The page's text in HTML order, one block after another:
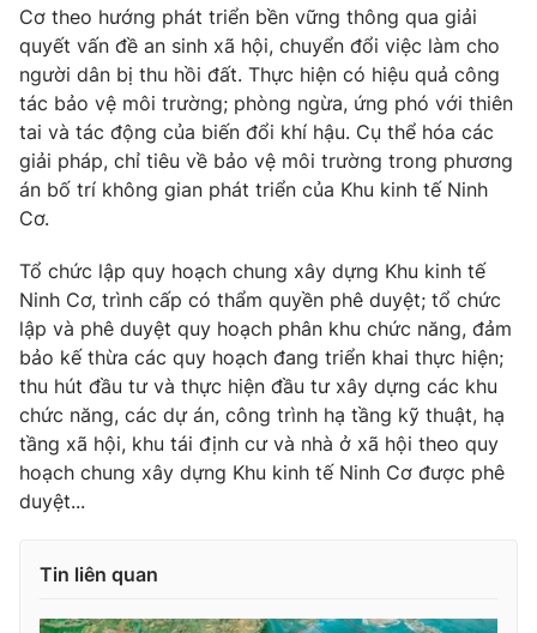
® Cấm sao chép dưới mọi hình thức nếu không có sự chấp
thuận bằng văn bản. Ghi rõ nguồn VTV.vn khi phát hành lại
thông tin từ website này.
Cơ theo hướng phát triển bền vững thông qua giải
quyết vấn đề an sinh xã hội, chuyển đổi việc làm cho
người dân bị thu hồi đất. Thực hiện có hiệu quả công
tác bảo vệ môi trường; phòng ngừa, ứng phó với thiên
tai và tác động của biến đổi khí hậu. Cụ thể hóa các
giải pháp, chỉ tiêu về bảo vệ môi trường trong phương
án bố trí không gian phát triển của Khu kinh tế Ninh
Cơ.
Tổ chức lập quy hoạch chung xây dựng Khu kinh tế
Ninh Cơ, trình cấp có thẩm quyền phê duyệt; tổ chức
lập và phê duyệt quy hoạch phân khu chức năng, đảm
bảo kế thừa các quy hoạch đang triển khai thực hiện;
thu hút đầu tư và thực hiện đầu tư xây dựng các khu
chức năng, các dự án, công trình hạ tầng kỹ thuật, hạ
tầng xã hội, khu tái định cư và nhà ở xã hội theo quy
hoạch chung xây dựng Khu kinh tế Ninh Cơ được phê
duyệt...
Tin liên quan